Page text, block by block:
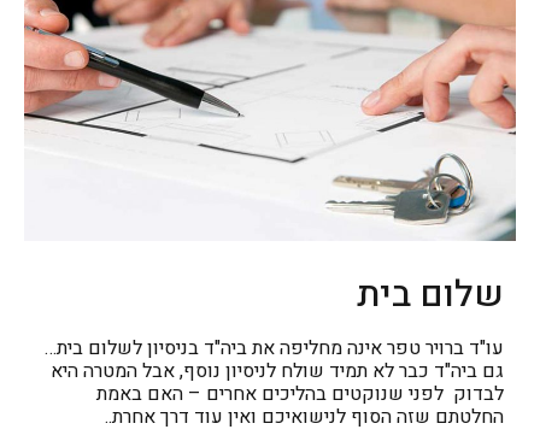
שלום בית
עו"ד ברויר טפר אינה מחליפה את ביה"ד בניסיון לשלום בית…
גם ביה"ד כבר לא תמיד שולח לניסיון נוסף, אבל המטרה היא
לבדוק לפני שנוקטים בהליכים אחרים – האם באמת
החלטתם שזה הסוף לנישואיכם ואין עוד דרך אחרת..